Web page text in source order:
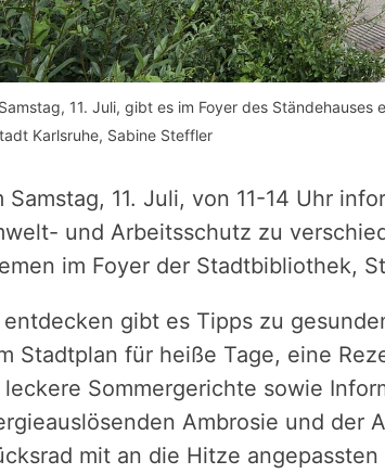
11. Juli, gibt es im Foyer des Ständehauses
Karlsruhe, Sabine Steffler
Samstag, 11. Juli, von 11-14 Uhr
und Arbeitsschutz zu
im Foyer der Stadtbibliothek,
entdecken gibt es Tipps zu
Stadtplan für heiße Tage, eine
Sommergerichte sowie
Ambrosie und der
mit an die Hitze